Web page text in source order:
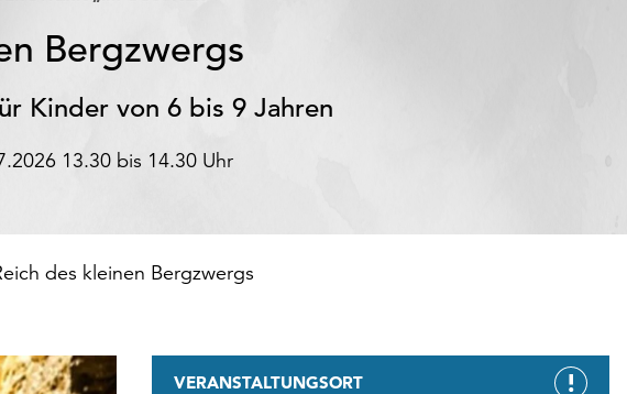
Bergzwergs
Kinder von 6 bis 9 Jahren
13.30 bis 14.30 Uhr
des kleinen Bergzwergs
VERANSTALTUNGSORT